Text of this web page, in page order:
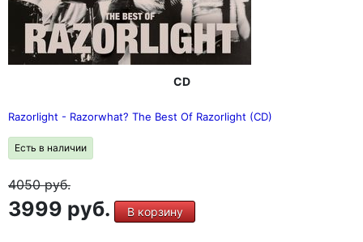
CD
Razorlight - Razorwhat? The Best Of Razorlight (CD)
Есть в наличии
4050руб.
3999 руб. В корзину